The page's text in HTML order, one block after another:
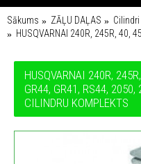
Sākums ZĀĻU DAĻAS Cilindri
HUSQVARNAI 240R, 245R, 40,
HUSQVARNAI 240R,
GR44, GR41, RS44,
CILINDRU KOMPLEKTS